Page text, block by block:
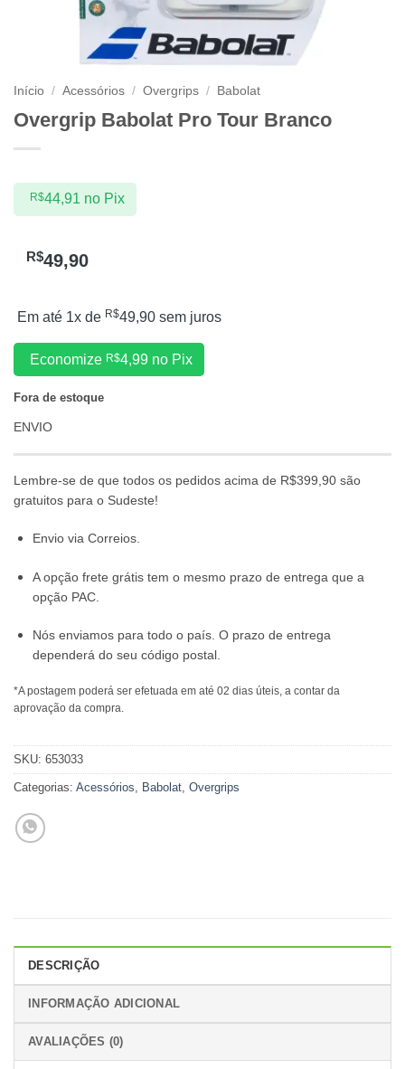
Início / Acessórios / Overgrips / Babolat
Overgrip Babolat Pro Tour Branco
R$49,90
Em até 1x de R$49,90 sem juros
R$44,91 no Pix
Economize R$4,99no Pix
Fora de estoque
ENVIO
Lembre-se de que todos os pedidos acima de R$399,90 são
gratuitos para o Sudeste!
Envio via Correios.
A opção frete grátis tem o mesmo prazo de entrega que a
opção PAC.
Nós enviamos para todo o país. O prazo de entrega
dependerá do seu código postal.
*A postagem poderá ser efetuada em até 02 dias úteis, a contar da
aprovação da compra.
SKU: 653033
Categorias: Acessórios, Babolat, Overgrips
DESCRIÇÃO
INFORMAÇÃO ADICIONAL
AVALIAÇÕES (0)